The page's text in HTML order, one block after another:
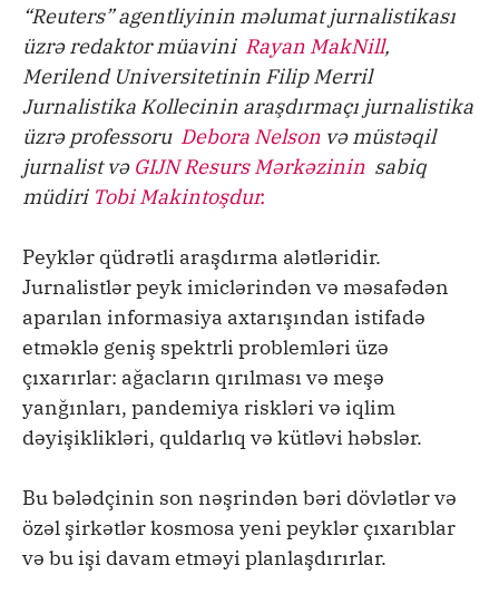
“Reuters” agentliyinin məlumat jurnalistikası
üzrə redaktor müavini Rayan MakNill,
Merilend Universitetinin Filip Merril
Jurnalistika Kollecinin araşdırmaçı jurnalistika
üzrə professoru Debora Nelson və müstəqil
jurnalist və GIJN Resurs Mərkəzinin sabiq
müdiri Tobi Makintoşdur.
Peyklər qüdrətli araşdırma alətləridir.
Jurnalistlər peyk imiclərindən və məsafədən
aparılan informasiya axtarışından istifadə
etməklə geniş spektrli problemləri üzə
çıxarırlar: ağacların qırılması və meşə
yanğınları, pandemiya riskləri və iqlim
dəyişiklikləri, quldarlıq və kütləvi həbslər.
Bu bələdçinin son nəşrindən bəri dövlətlər və
özəl şirkətlər kosmosa yeni peyklər çıxarıblar
və bu işi davam etməyi planlaşdırırlar.